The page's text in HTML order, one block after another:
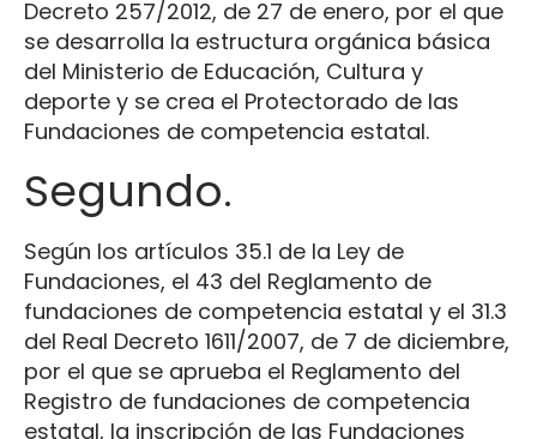
Decreto 257/2012, de 27 de enero, por el que
se desarrolla la estructura orgánica básica
del Ministerio de Educación, Cultura y
deporte y se crea el Protectorado de las
Fundaciones de competencia estatal.
Segundo.
Según los artículos 35.1 de la Ley de
Fundaciones, el 43 del Reglamento de
fundaciones de competencia estatal y el 31.3
del Real Decreto 1611/2007, de 7 de diciembre,
por el que se aprueba el Reglamento del
Registro de fundaciones de competencia
estatal, la inscripción de las Fundaciones